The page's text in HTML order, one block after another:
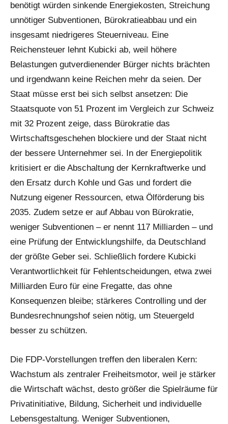
benötigt würden sinkende Energiekosten, Streichung
unnötiger Subventionen, Bürokratieabbau und ein
insgesamt niedrigeres Steuerniveau. Eine
Reichensteuer lehnt Kubicki ab, weil höhere
Belastungen gutverdienender Bürger nichts brächten
und irgendwann keine Reichen mehr da seien. Der
Staat müsse erst bei sich selbst ansetzen: Die
Staatsquote von 51 Prozent im Vergleich zur Schweiz
mit 32 Prozent zeige, dass Bürokratie das
Wirtschaftsgeschehen blockiere und der Staat nicht
der bessere Unternehmer sei. In der Energiepolitik
kritisiert er die Abschaltung der Kernkraftwerke und
den Ersatz durch Kohle und Gas und fordert die
Nutzung eigener Ressourcen, etwa Ölförderung bis
2035. Zudem setze er auf Abbau von Bürokratie,
weniger Subventionen – er nennt 117 Milliarden – und
eine Prüfung der Entwicklungshilfe, da Deutschland
der größte Geber sei. Schließlich fordere Kubicki
Verantwortlichkeit für Fehlentscheidungen, etwa zwei
Milliarden Euro für eine Fregatte, das ohne
Konsequenzen bleibe; stärkeres Controlling und der
Bundesrechnungshof seien nötig, um Steuergeld
besser zu schützen.
Die FDP-Vorstellungen treffen den liberalen Kern:
Wachstum als zentraler Freiheitsmotor, weil je stärker
die Wirtschaft wächst, desto größer die Spielräume für
Privatinitiative, Bildung, Sicherheit und individuelle
Lebensgestaltung. Weniger Subventionen,